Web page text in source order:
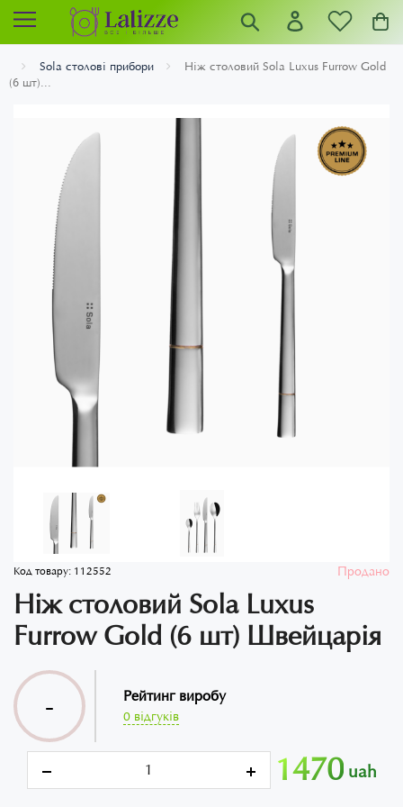
Sola столові прибори
Ніж столовий Sola Luxus Furrow Gold
(6 шт)...
Код товару: 112552 Продано
Ніж столовий Sola Luxus
Furrow Gold (6 шт) Швейцарія
- Рейтинг виробу
0 відгуків
1470 uah